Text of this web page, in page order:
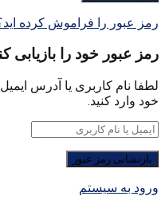
رمز عبور را فراموش کرده
رمز عبور خود را بازیابی
لطفا نام کاربری یا آدرس
خود وارد کنید.
ورود به سیستم